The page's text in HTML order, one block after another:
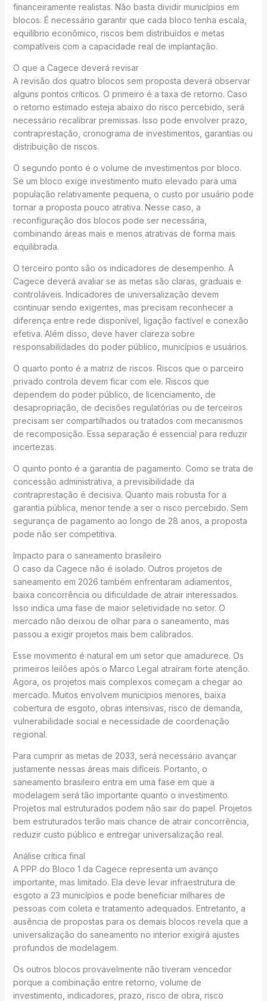
financeiramente realistas. Não basta dividir municípios em
blocos. É necessário garantir que cada bloco tenha escala,
equilíbrio econômico, riscos bem distribuídos e metas
compatíveis com a capacidade real de implantação.
O que a Cagece deverá revisar
A revisão dos quatro blocos sem proposta deverá observar
alguns pontos críticos. O primeiro é a taxa de retorno. Caso
o retorno estimado esteja abaixo do risco percebido, será
necessário recalibrar premissas. Isso pode envolver prazo,
contraprestação, cronograma de investimentos, garantias ou
distribuição de riscos.
O segundo ponto é o volume de investimentos por bloco.
Se um bloco exige investimento muito elevado para uma
população relativamente pequena, o custo por usuário pode
tornar a proposta pouco atrativa. Nesse caso, a
reconfiguração dos blocos pode ser necessária,
combinando áreas mais e menos atrativas de forma mais
equilibrada.
O terceiro ponto são os indicadores de desempenho. A
Cagece deverá avaliar se as metas são claras, graduais e
controláveis. Indicadores de universalização devem
continuar sendo exigentes, mas precisam reconhecer a
diferença entre rede disponível, ligação factível e conexão
efetiva. Além disso, deve haver clareza sobre
responsabilidades do poder público, municípios e usuários.
O quarto ponto é a matriz de riscos. Riscos que o parceiro
privado controla devem ficar com ele. Riscos que
dependem do poder público, de licenciamento, de
desapropriação, de decisões regulatórias ou de terceiros
precisam ser compartilhados ou tratados com mecanismos
de recomposição. Essa separação é essencial para reduzir
incertezas.
O quinto ponto é a garantia de pagamento. Como se trata de
concessão administrativa, a previsibilidade da
contraprestação é decisiva. Quanto mais robusta for a
garantia pública, menor tende a ser o risco percebido. Sem
segurança de pagamento ao longo de 28 anos, a proposta
pode não ser competitiva.
Impacto para o saneamento brasileiro
O caso da Cagece não é isolado. Outros projetos de
saneamento em 2026 também enfrentaram adiamentos,
baixa concorrência ou dificuldade de atrair interessados.
Isso indica uma fase de maior seletividade no setor. O
mercado não deixou de olhar para o saneamento, mas
passou a exigir projetos mais bem calibrados.
Esse movimento é natural em um setor que amadurece. Os
primeiros leilões após o Marco Legal atraíram forte atenção.
Agora, os projetos mais complexos começam a chegar ao
mercado. Muitos envolvem municípios menores, baixa
cobertura de esgoto, obras intensivas, risco de demanda,
vulnerabilidade social e necessidade de coordenação
regional.
Para cumprir as metas de 2033, será necessário avançar
justamente nessas áreas mais difíceis. Portanto, o
saneamento brasileiro entra em uma fase em que a
modelagem será tão importante quanto o investimento.
Projetos mal estruturados podem não sair do papel. Projetos
bem estruturados terão mais chance de atrair concorrência,
reduzir custo público e entregar universalização real.
Análise crítica final
A PPP do Bloco 1 da Cagece representa um avanço
importante, mas limitado. Ela deve levar infraestrutura de
esgoto a 23 municípios e pode beneficiar milhares de
pessoas com coleta e tratamento adequados. Entretanto, a
ausência de propostas para os demais blocos revela que a
universalização do saneamento no interior exigirá ajustes
profundos de modelagem.
Os outros blocos provavelmente não tiveram vencedor
porque a combinação entre retorno, volume de
investimento, indicadores, prazo, risco de obra, risco